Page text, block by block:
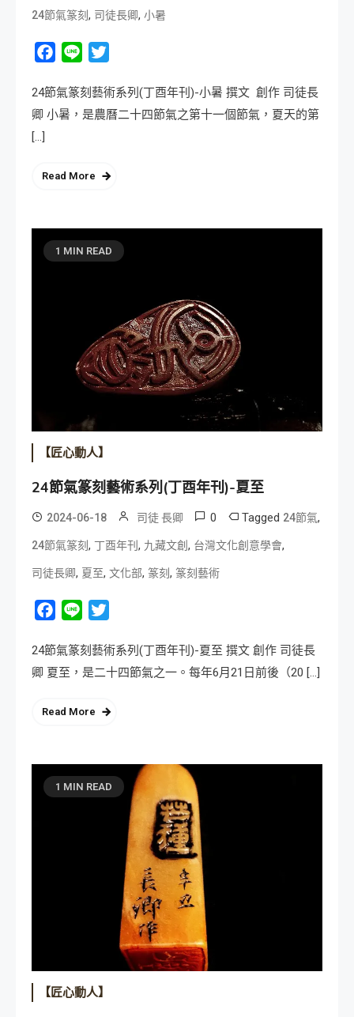
24節氣篆刻, 司徒長卿, 小暑
Facebook
Line
24節氣篆刻藝術系列(丁酉年刊)-小暑 撰文 創作 司徒長
卿 小暑，是農曆二十四節氣之第十一個節氣，夏天的第
[…]
Read More
1 MIN READ
【匠心動人】
24節氣篆刻藝術系列(丁酉年刊)-夏至
2024-06-18 司徒 長卿 0 Tagged 24節氣,
24節氣篆刻, 丁酉年刊 , 九藏文創 , 台灣文化創意學會,
司徒長卿, 夏至, 文化部, 篆刻, 篆刻藝術
Facebook
Line
24節氣篆刻藝術系列(丁酉年刊)-夏至 撰文 創作 司徒長
卿 夏至，是二十四節氣之一。每年6月21日前後（20 […]
Read More
1 MIN READ
【匠心動人】